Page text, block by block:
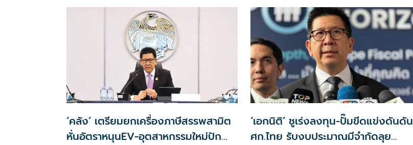
สัญญา
‘คลัง’ เตรียมยกเครื่องภาษีสรรพสามิต
หั่นอัตราหนุนEV-อุตสาหกรรมใหม่ปัก
‘เอกนิติ’ ชูเร่งลงทุน-ปั๊มขีดแข่งดันดัน
ศก.ไทย รับงบประมาณมีจำกัดลุย